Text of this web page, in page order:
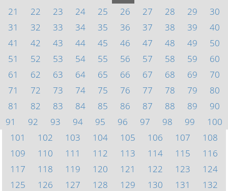
21
22 23 24 25 26 27 28 29
30
31
32 33 34 35 36 37 38 39
40
41
42 43 44 45 46 47 48 49
50
51
52 53 54 55 56 57 58 59
60
61
62 63 64 65 66 67 68 69
70
71
72 73 74 75 76 77 78 79
80
81
82 83 84 85 86 87 88 89
90
91
92 93 94 95 96 97 98 99
100
101
102 103 104 105 106 107
108
109
110 111 112 113 114 115
116
117
118 119 120 121 122 123
124
125
126 127 128 129 130 131
132